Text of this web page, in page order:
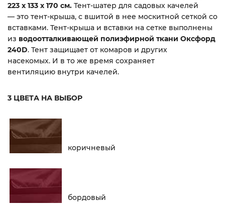
223 х 133 х 170 см. Тент-шатер для садовых качелей
— это тент-крыша, с вшитой в нее москитной сеткой со
вставками. Тент-крыша и вставки на сетке выполнены
из водоотталкивающей полиэфирной ткани Оксфорд
240D. Тент защищает от комаров и других
насекомых. И в то же время сохраняет
вентиляцию внутри качелей.
3 ЦВЕТА НА ВЫБОР
коричневый
бордовый